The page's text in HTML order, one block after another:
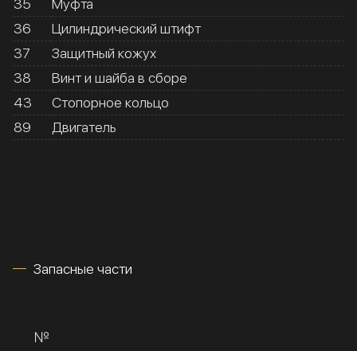
35
Муфта
36
Цилиндрический штифт
37
Защитный кожух
38
Винт и шайба в сборе
43
Стопорное кольцо
89
Двигатель
Запасные части
№